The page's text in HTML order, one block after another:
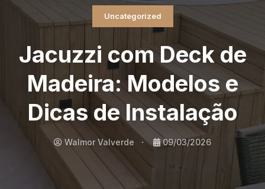
Uncategorized
Jacuzzi com Deck de
Madeira: Modelos e
Dicas de Instalação
Walmor Valverde 09/03/2026